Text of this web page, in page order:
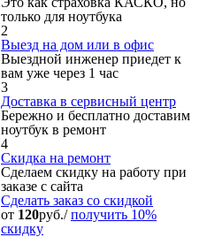
только для ноутбука
2
Выезд на дом или в офис
Выездной инженер приедет к
вам уже через 1 час
3
Доставка в сервисный центр
Бережно и бесплатно доставим
ноутбук в ремонт
4
Скидка на ремонт
Сделаем скидку на работу при
заказе с сайта
Сделать заказ со скидкой
от 120руб./получить 10%
скидку